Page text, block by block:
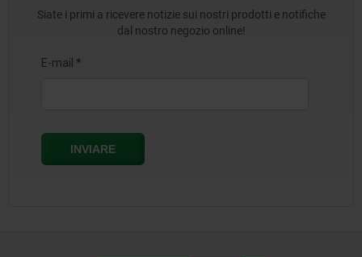
Siate i primi a ricevere notizie sui nostri prodotti e notifiche
dal nostro negozio online!